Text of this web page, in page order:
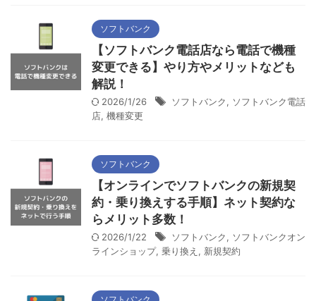
ソフトバンク
【ソフトバンク電話店なら電話で機種
変更できる】やり方やメリットなども
解説！
2026/1/26 ソフトバンク, ソフトバンク電話
店, 機種変更
ソフトバンク
【オンラインでソフトバンクの新規契
約・乗り換えする手順】ネット契約な
らメリット多数！
2026/1/22 ソフトバンク, ソフトバンクオン
ラインショップ, 乗り換え , 新規契約